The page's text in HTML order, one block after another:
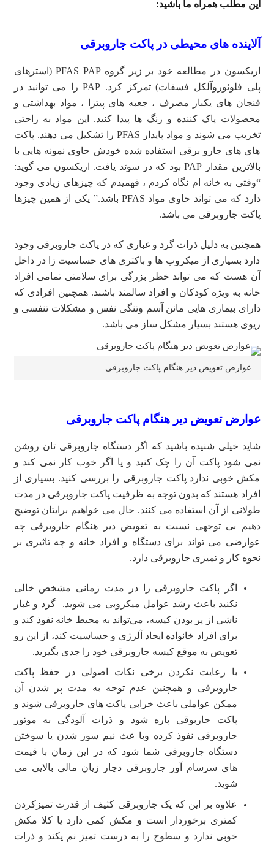
این مطلب همراه ما باشید:
آلاینده های محیطی در پاکت جاروبرقی
اریکسون در مطالعه خود بر زیر گروه PFAS PAP (استرهای
پلی فلوئوروآلکل فسفات) تمرکز کرد. PAP را می توانید در
فنجان های یکبار مصرف ، جعبه های پیتزا ، مواد بهداشتی و
محصولات پاک کننده و رنگ ها پیدا کنید. این مواد به راحتی
تخریب می شوند و مواد پایدار PFAS را تشکیل می دهند. پاکت
های های جارو برقی استفاده شده خودش حاوی نمونه هایی با
بالاترین مقدار PAP بود که در سوئد یافت. اریکسون می گوید:
“وقتی به خانه ام نگاه کردم ، فهمیدم که چیزهای زیادی وجود
دارد که می تواند حاوی مواد PFAS باشد.” یکی از همین چیزها
پاکت جاروبرقی می باشد.
همچنین به دلیل ذرات گرد و غباری که در پاکت جاروبرقی وجود
دارد بسیاری از میکروب ها و باکتری های حساسیت زا در داخل
آن هست که می تواند خطر بزرگی برای سلامتی تمامی افراد
خانه به ویژه کودکان و افراد سالمند باشند. همچنین افرادی که
دارای بیماری هایی مانن آسم وتنگی نفس و مشکلات تنفسی و
ریوی هستند بسیار مشکل ساز می باشد.
عوارض تعویض دیر هنگام پاکت جاروبرقی
عوارض تعویض دیر هنگام پاکت جاروبرقی
شاید خیلی شنیده باشید که اگر دستگاه جاروبرقی تان روشن
نمی شود پاکت آن را چک کنید و یا اگر خوب کار نمی کند و
مکش خوبی ندارد پاکت جاروبرقی را بررسی کنید. بسیاری از
افراد هستند که بدون توجه به ظرفیت پاکت جاروبرقی در مدت
طولانی از آن استفاده می کنند. حال می خواهیم برایتان توضیح
دهیم بی توجهی نسبت به تعویض دیر هنگام جاروبرقی چه
عوارضی می تواند برای دستگاه و افراد خانه و چه تاثیری بر
نحوه کار و تمیزی جاروبرقی دارد.
اگر پاکت جاروبرقی را در مدت زمانی مشخص خالی
نکنید باعث رشد عوامل میکروبی می شوید. گرد و غبار
ناشی از پر بودن کیسه، می‌تواند به محیط خانه نفوذ کند و
برای افراد خانواده ایجاد آلرژی و حساسیت کند، از این رو
تعویض به موقع کیسه جاروبرقی خود را جدی بگیرید.
با رعایت نکردن برخی نکات اصولی در حفظ پاکت
جاروبرقی و همچنین عدم توجه به مدت پر شدن آن
ممکن عواملی باعث خرابی پاکت های جاروبرقی شوند و
پاکت جاربوقی پاره شود و ذرات آلودگی به موتور
جاروبرقی نفوذ کرده وبا عث نیم سوز شدن یا سوختن
دستگاه جاروبرقی شما شود که در این زمان با قیمت
های سرسام آور جاروبرقی دچار زیان مالی بالایی می
شوید.
علاوه بر این که یک جاروبرقی کثیف از قدرت تمیزکردن
کمتری برخوردار است و مکش کمی دارد یا کلا مکش
خوبی ندارد و سطوح را به درست تمیز نم یکند و ذرات